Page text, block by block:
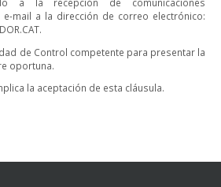
e-mail a la dirección de correo electrónico:
.
de Control competente para presentar la
oportuna.
la aceptación de esta cláusula.